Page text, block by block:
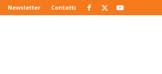
Newsletter Contatti